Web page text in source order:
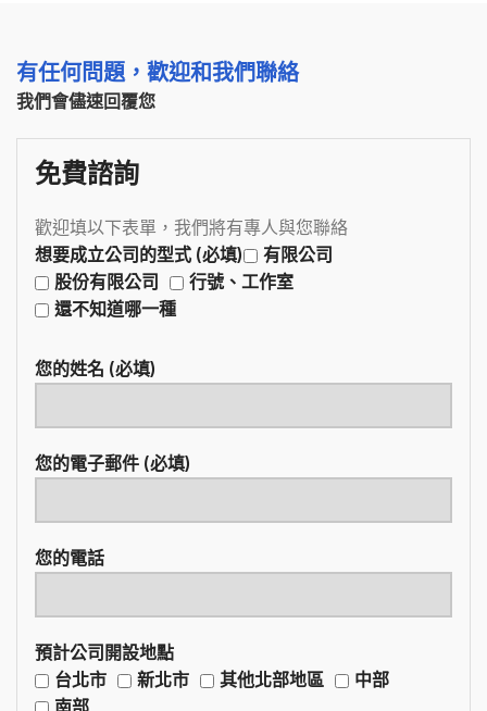
有任何問題，歡迎和我們聯絡
我們會儘速回覆您
免費諮詢
歡迎填以下表單，我們將有專人與您聯絡
想要成立公司的型式 (必填)
有限公司
股份有限公司
行號、工作室
還不知道哪一種
您的姓名 (必填)
您的電子郵件 (必填)
您的電話
預計公司開設地點
台北市
新北市 其他北部地區
中部
南部